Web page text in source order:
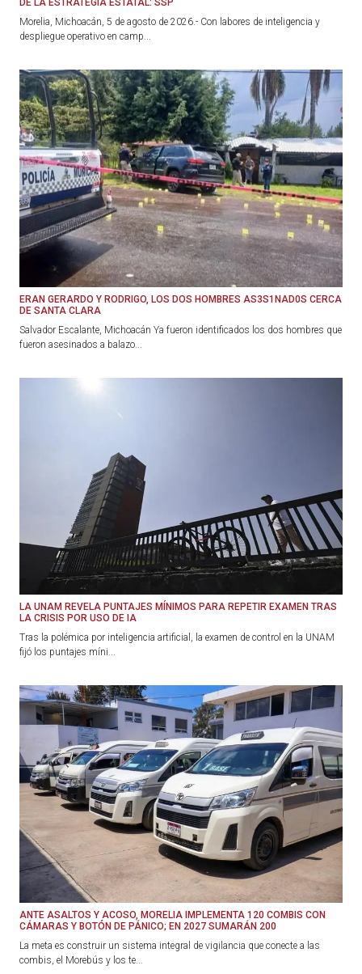
DE LA ESTRATEGIA ESTATAL: SSP
Morelia, Michoacán, 5 de agosto de 2026.- Con labores de inteligencia y
despliegue operativo en camp...
ERAN GERARDO Y RODRIGO, LOS DOS HOMBRES AS3S1NAD0S CERCA
DE SANTA CLARA
Salvador Escalante, Michoacán Ya fueron identificados los dos hombres que
fueron asesinados a balazo...
LA UNAM REVELA PUNTAJES MÍNIMOS PARA REPETIR EXAMEN TRAS
LA CRISIS POR USO DE IA
Tras la polémica por inteligencia artificial, la examen de control en la UNAM
fijó los puntajes míni...
ANTE ASALTOS Y ACOSO, MORELIA IMPLEMENTA 120 COMBIS CON
CÁMARAS Y BOTÓN DE PÁNICO; EN 2027 SUMARÁN 200
La meta es construir un sistema integral de vigilancia que conecte a las
combis, el Morebús y los te...